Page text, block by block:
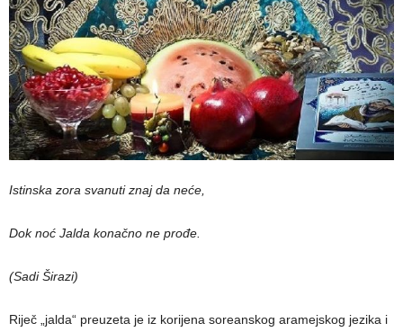
Istinska zora svanuti znaj da neće,
Dok noć Jalda konačno ne prođe.
(Sadi Širazi)
Riječ „jalda“ preuzeta je iz korijena soreanskog aramejskog jezika i